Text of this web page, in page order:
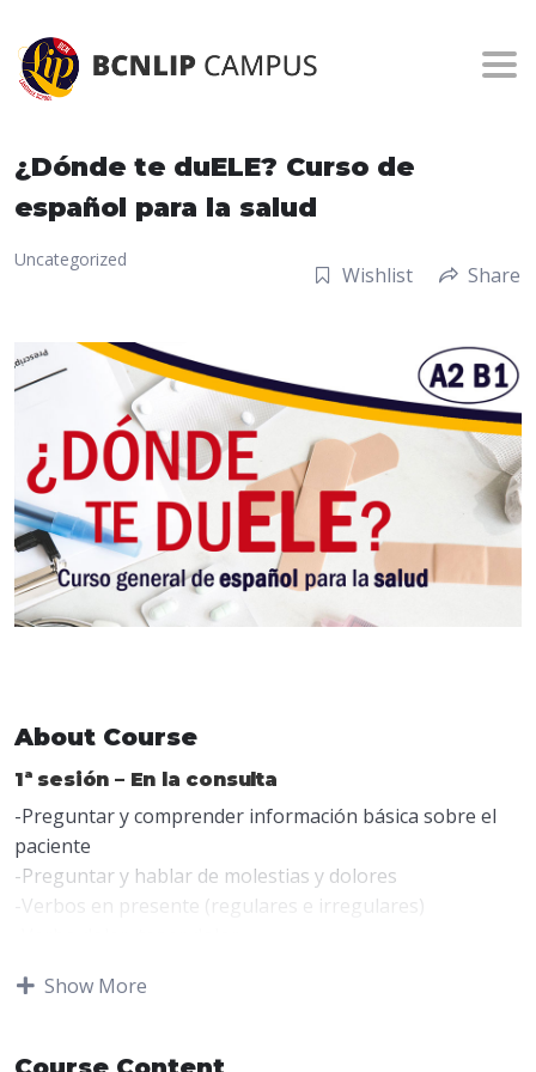
¿Dónde te duELE? Curso de
español para la salud
Uncategorized
Wishlist Share
About Course
1ª sesión– En la consulta
-Preguntar y comprender información básica sobre el
paciente
-Preguntar y hablar de molestias y dolores
-Verbos en presente (regulares e irregulares)
-Dolores y molestias
Show More